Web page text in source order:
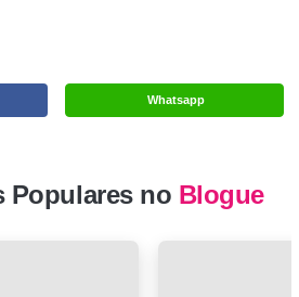
Whatsapp
Populares no Blogue